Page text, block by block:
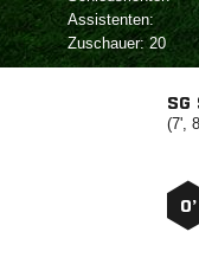
Assistenten:
Zuschauer:20
(7',
0’